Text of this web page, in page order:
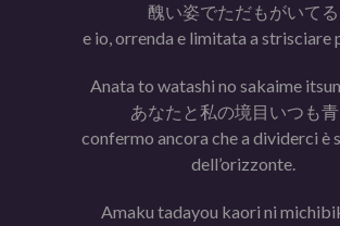
醜い姿でただもがいてる
e io, orrenda e limitata a strisciare
Anata to watashi no sakaime
あなたと私の境目いつも青
confermo ancora che a dividerci è
dell’orizzonte.
Amaku tadayou kaori ni